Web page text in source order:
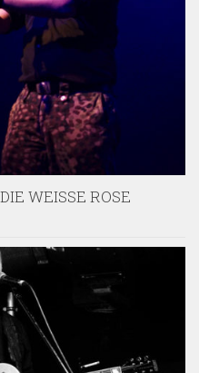
WEISSE ROSE